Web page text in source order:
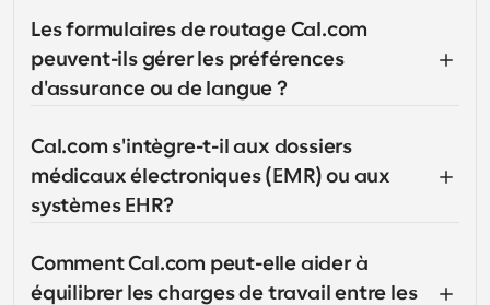
Les formulaires de routage Cal.com
peuvent-ils gérer les préférences
d'assurance ou de langue ?
Cal.com s'intègre-t-il aux dossiers
médicaux électroniques (EMR) ou aux
systèmes EHR?
Comment Cal.com peut-elle aider à
équilibrer les charges de travail entre les